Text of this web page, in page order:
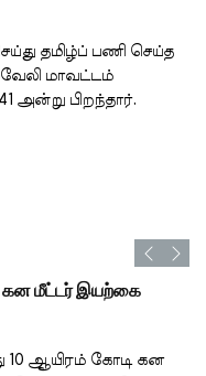
தமிழ்ப் பணி செய்த
மாவட்டம்
அன்று பிறந்தார்.
கன மீட்டர் இயற்கை
10 ஆயிரம் கோடி கன